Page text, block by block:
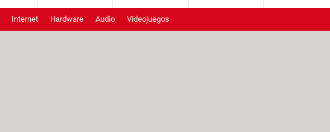
Internet Hardware Audio Videojuegos